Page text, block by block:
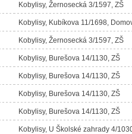
Kobylisy, Žernosecká 3/1597, ZŠ
Kobylisy, Kubíkova 11/1698,
Kobylisy, Žernosecká 3/1597, ZŠ
Kobylisy, Burešova 14/1130, ZŠ
Kobylisy, Burešova 14/1130, ZŠ
Kobylisy, Burešova 14/1130, ZŠ
Kobylisy, Burešova 14/1130, ZŠ
Kobylisy, U Školské zahrady 4/